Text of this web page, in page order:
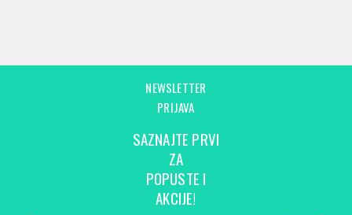
NEWSLETTER
PRIJAVA
SAZNAJTE PRVI
ZA
POPUSTE I
AKCIJE!